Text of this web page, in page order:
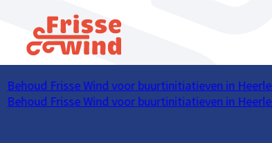
Behoud Frisse Wind voor buurtinitiatieven in Heerlen
Behoud Frisse Wind voor buurtinitiatieven in Heerlen